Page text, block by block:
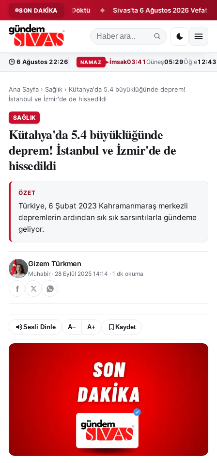
SON DAKİKA
Ter Döktü ◆ Sivas'ta 6 Ağustos 2026 Vefat Edenler
🕒 6 Ağustos 22:26 NAMAZ İmsak03:41 Güneş05:29Öğle12:43
Ana Sayfa › Sağlık › Kütahya'da 5.4 büyüklüğünde deprem!
İstanbul ve İzmir'de de hissedildi
SAĞLIK
Kütahya'da 5.4 büyüklüğünde
deprem! İstanbul ve İzmir'de de
hissedildi
ÖZET
Türkiye, 6 Şubat 2023 Kahramanmaraş merkezli
depremlerin ardından sık sık sarsıntılarla gündeme
geliyor.
Gizem Türkmen
Muhabir · 28 Eylül 2025 14:14 · 1 dk okuma
Sesli Dinle A− A+ Kaydet